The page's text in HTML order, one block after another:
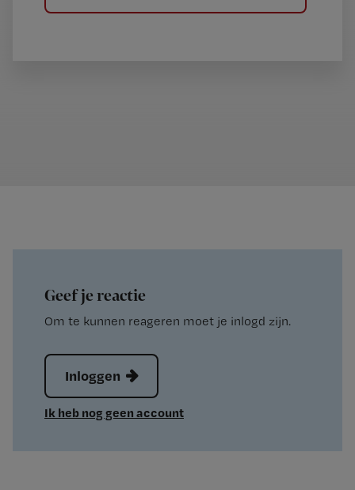
Geef je reactie
Om te kunnen reageren moet je inlogd zijn.
Inloggen
Ik heb nog geen account